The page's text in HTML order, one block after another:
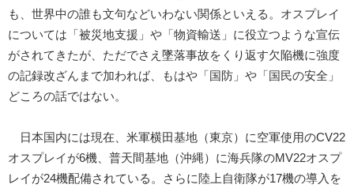
も、世界中の誰も文句などいわない関係といえる。オスプレイ
については「被災地支援」や「物資輸送」に役立つような宣伝
がされてきたが、ただでさえ墜落事故をくり返す欠陥機に強度
の記録改ざんまで加われば、もはや「国防」や「国民の安全」
どころの話ではない。
日本国内には現在、米軍横田基地（東京）に空軍使用のCV22
オスプレイが6機、普天間基地（沖縄）に海兵隊のMV22オスプ
レイが24機配備されている。さらに陸上自衛隊が17機の導入を